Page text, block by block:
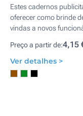
Estes cadernos
oferecer como brinde
vindas a novos
Preço a partir de:4,15
Ver detalhes >